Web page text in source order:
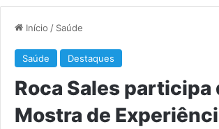
Início / Saúde
Saúde Destaques
Roca Sales participa
Mostra de